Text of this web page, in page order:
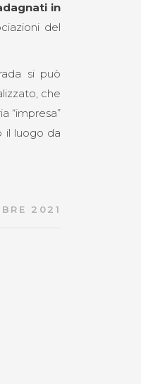
in
del
si può
che
“impresa”
il luogo da
2021